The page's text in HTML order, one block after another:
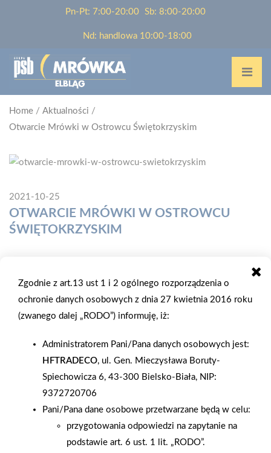
Pn-Pt: 7:00-20:00 Sb: 8:00-20:00
Nd: handlowa 10:00-18:00
Home / Aktualności /
Otwarcie Mrówki w Ostrowcu Świętokrzyskim
2021-10-25
OTWARCIE MRÓWKI W OSTROWCU
ŚWIĘTOKRZYSKIM
Ostrowcu Świętokrzyskim. Inwestorem jest rodzinna firma
Profarb z Ostrowca Świętokrzyskiego. Firma funkcjonuje na
rynku ponad 20 lat, specjalizuje się w sprzedaży farb oraz w
kilku lat współpracuje z Grupą PSB. Mrówka w Ostrowcu jest
drugim obiektem firmy w naszej sieci. Powstała po rozbudowie
i przekształceniu marketu budowlanego Domi, który w tym
miejscu funkcjonuje od 2008 r., sukcesywnie powiększając
powierzchnię i asortyment oraz parking dla klientów. Obecnie
Mrówka w Ostrowcu ma 4000 m 2 powierzchni handlowej
oraz 1000 m 2 ogrodu zewnętrznego. W markecie pracuje 70
Zgodnie z art.13 ust 1 i 2 ogólnego rozporządzenia o
ochronie danych osobowych z dnia 27 kwietnia 2016 roku
(zwanego dalej „RODO”) informuję, iż:
Administratorem Pani/Pana danych osobowych jest:
HFTRADECO, ul. Gen. Mieczysława Boruty-
Spiechowicza 6, 43-300 Bielsko-Biała, NIP:
9372720706
Pani/Pana dane osobowe przetwarzane będą w celu:
przygotowania odpowiedzi na zapytanie na
podstawie art. 6 ust. 1 lit. „RODO”.